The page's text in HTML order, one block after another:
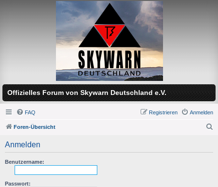
Offizielles Forum von Skywarn Deutschland e.V.
FAQ Anmelden
Registrieren
Foren-Übersicht
Anmelden
Benutzername:
Passwort: